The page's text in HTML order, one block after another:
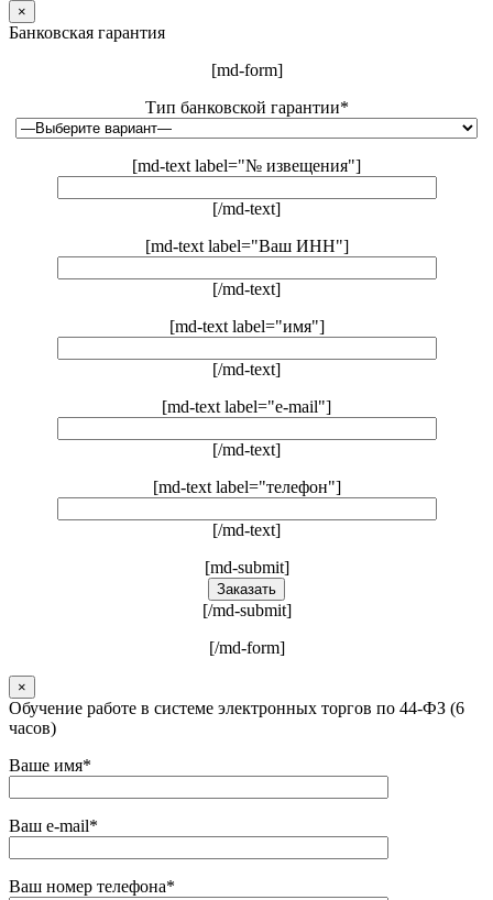
×
Банковская гарантия
[md-form]
Тип банковской гарантии*
[md-text label="№ извещения"]
[/md-text]
[md-text label="Ваш ИНН"]
[/md-text]
[md-text label="имя"]
[/md-text]
[md-text label="e-mail"]
[/md-text]
[md-text label="телефон"]
[/md-text]
[md-submit]
[/md-submit]
[/md-form]
×
Обучение работе в системе электронных торгов по 44-ФЗ (6
часов)
Ваше имя*
Ваш e-mail*
Ваш номер телефона*